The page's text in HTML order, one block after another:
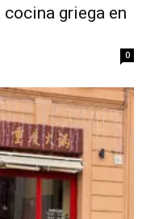
griega en
0